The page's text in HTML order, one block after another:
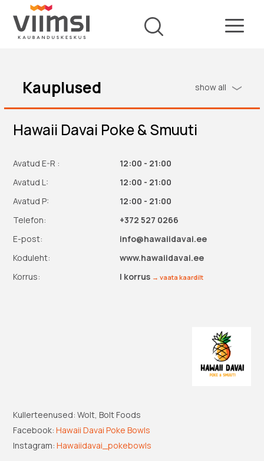
Kauplused show all
Hawaii Davai Poke & Smuuti
Avatud E-R :
Avatud L:
Avatud P:
Telefon:
E-post:
Koduleht:
Korrus:
12:00 - 21:00
12:00 - 21:00
12:00 - 21:00
+372 527 0266
info@hawaiidavai.ee
www.hawaiidavai.ee
I korrus → vaata kaardilt
Kullerteenused: Wolt, Bolt Foods
Facebook:Hawaii Davai Poke Bowls
Instagram:Hawaiidavai_pokebowls